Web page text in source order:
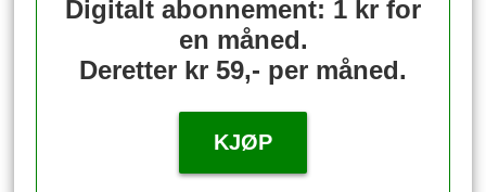
Digitalt abonnement: 1 kr for
en måned.
Deretter kr 59,- per måned.
KJØP